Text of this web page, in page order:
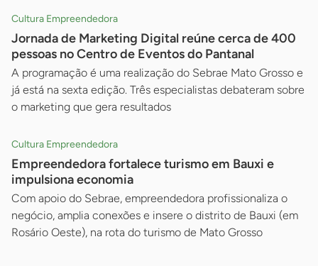
Cultura Empreendedora
Jornada de Marketing Digital reúne cerca de 400
pessoas no Centro de Eventos do Pantanal
A programação é uma realização do Sebrae Mato Grosso e
já está na sexta edição. Três especialistas debateram sobre
o marketing que gera resultados
Cultura Empreendedora
Empreendedora fortalece turismo em Bauxi e
impulsiona economia
Com apoio do Sebrae, empreendedora profissionaliza o
negócio, amplia conexões e insere o distrito de Bauxi (em
Rosário Oeste), na rota do turismo de Mato Grosso